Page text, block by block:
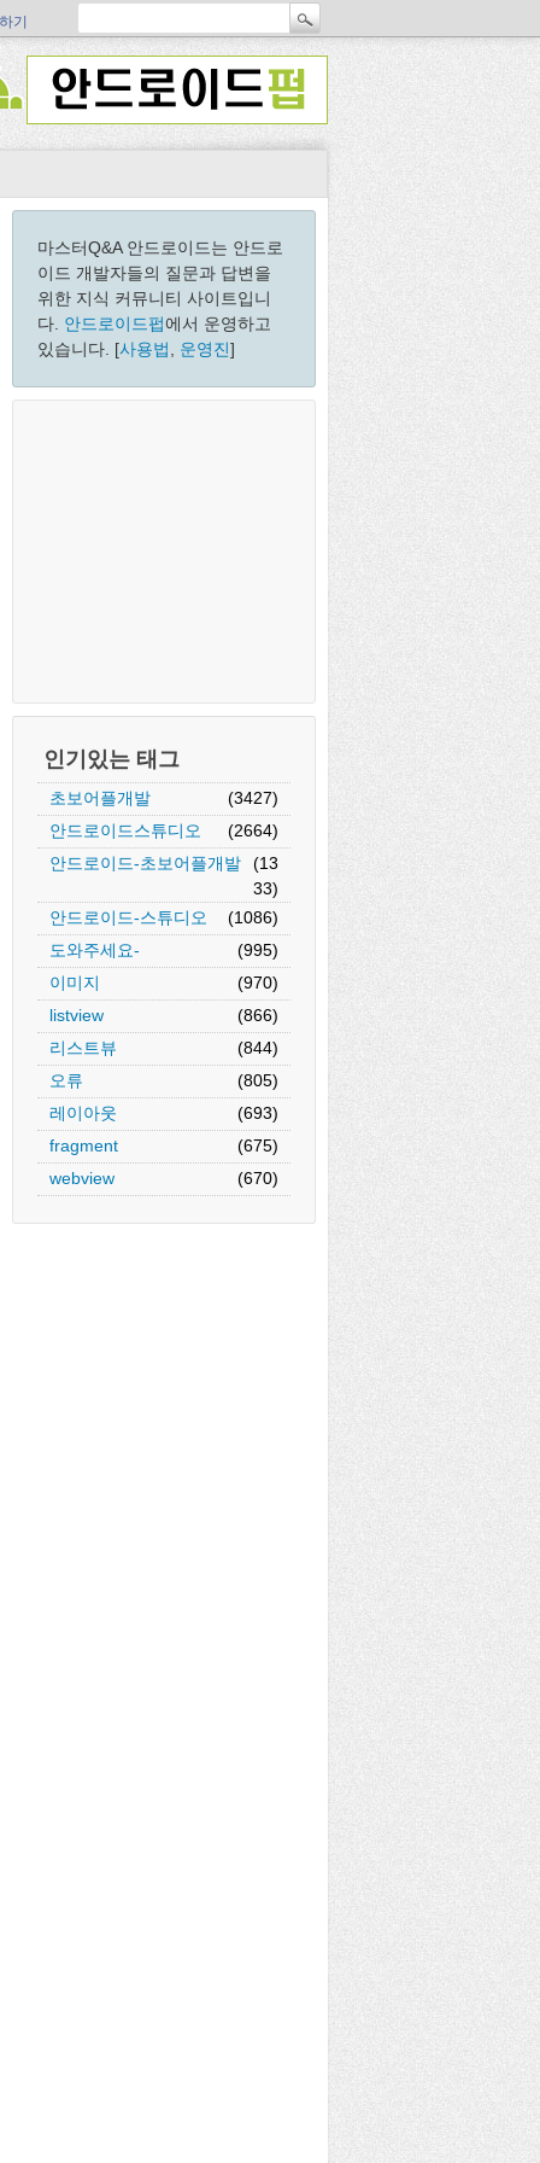
기
마스터Q&A 안드로이드는 안드로
이드 개발자들의 질문과 답변을
위한 지식 커뮤니티 사이트입니
다. 안드로이드펍에서 운영하고
있습니다. [사용법 운영진]
인기있는 태그
초보어플개발
(3427)
안드로이드스튜디오
(2664)
안드로이드-초보어플개발
(13
33)
안드로이드-스튜디오
(1086)
도와주세요-
(995)
이미지
(970)
listview
(866)
리스트뷰
(844)
오류
(805)
레이아웃
(693)
fragment
(675)
webview
(670)